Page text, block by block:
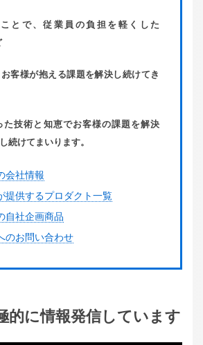
ことで、従業員の負担を軽くした
客様が抱える課題を解決し続けてき
た技術と知恵でお客様の課題を解決
続けてまいります。
会社情報
提供するプロダクト一覧
自社企画商品
のお問い合わせ
的に情報発信しています